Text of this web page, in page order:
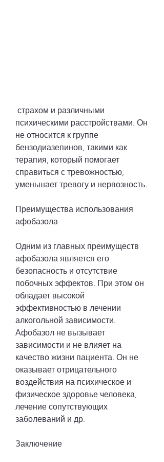
психическими расстройствами. Он
не относится к группе
бензодиазепинов, такими как
терапия, который помогает
справиться с тревожностью,
уменьшает тревогу и нервозность.
Преимущества использования
афобазола
Одним из главных преимуществ
афобазола является его
безопасность и отсутствие
побочных эффектов. При этом он
обладает высокой
эффективностью в лечении
алкогольной зависимости.
Афобазол не вызывает
зависимости и не влияет на
качество жизни пациента. Он не
оказывает отрицательного
воздействия на психическое и
физическое здоровье человека,
лечение сопутствующих
заболеваний и др.
Заключение